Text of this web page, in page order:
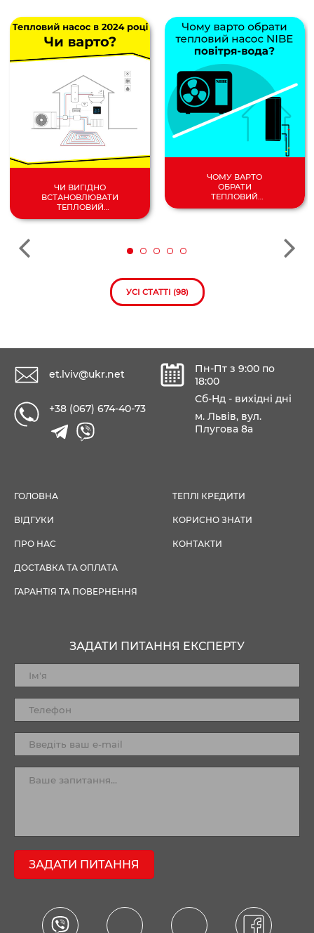
ЧИ ВИГІДНО
ВСТАНОВЛЮВАТИ
ТЕПЛОВИЙ
НАСОС У 2024
ЧОМУ ВАРТО
ОБРАТИ
ТЕПЛОВИЙ
НАСОС
УСІ СТАТТІ (98)
et.lviv@ukr.net
+38 (067) 674-40-73
Пн-Пт з 9:00 по
18:00
Сб-Нд - вихідні дні
м. Львів, вул.
Плугова 8а
ГОЛОВНА
ВІДГУКИ
ПРО НАС
ДОСТАВКА ТА ОПЛАТА
ГАРАНТІЯ ТА ПОВЕРНЕННЯ
ТЕПЛІ КРЕДИТИ
КОРИСНО ЗНАТИ
КОНТАКТИ
ЗАДАТИ ПИТАННЯ ЕКСПЕРТУ
ЗАДАТИ ПИТАННЯ